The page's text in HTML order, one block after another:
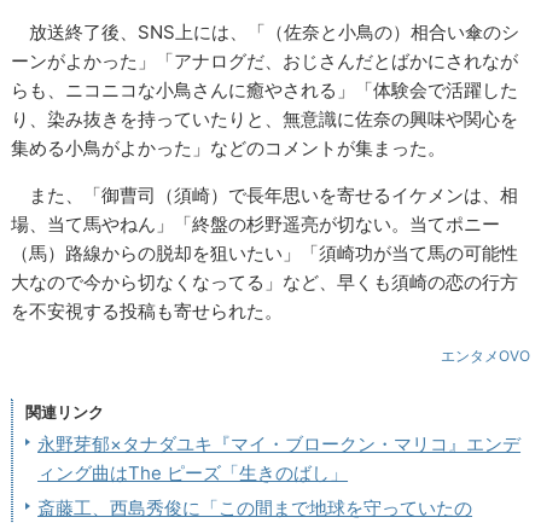
放送終了後、SNS上には、「（佐奈と小鳥の）相合い傘のシ
ーンがよかった」「アナログだ、おじさんだとばかにされなが
らも、ニコニコな小鳥さんに癒やされる」「体験会で活躍した
り、染み抜きを持っていたりと、無意識に佐奈の興味や関心を
集める小鳥がよかった」などのコメントが集まった。
また、「御曹司（須崎）で長年思いを寄せるイケメンは、相
場、当て馬やねん」「終盤の杉野遥亮が切ない。当てポニー
（馬）路線からの脱却を狙いたい」「須崎功が当て馬の可能性
大なので今から切なくなってる」など、早くも須崎の恋の行方
を不安視する投稿も寄せられた。
エンタメOVO
関連リンク
永野芽郁×タナダユキ『マイ・ブロークン・マリコ』エンデ
ィング曲はThe ピーズ「生きのばし」
斎藤工、西島秀俊に「この間まで地球を守っていたの